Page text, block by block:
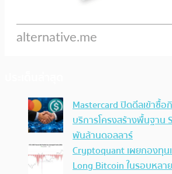
Mastercard ปิดดีลเข้าซื้อ
บริการโครงสร้างพื้นฐาน
พันล้านดอลลาร์
Cryptoquant เผยกองทุ
Long Bitcoin ในรอบหลา